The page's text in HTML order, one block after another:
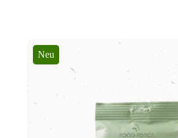
Neu